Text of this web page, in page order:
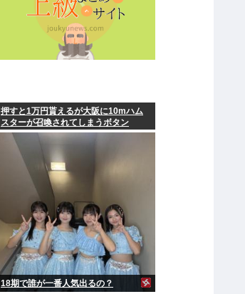
押すと1万円貰えるが大阪に10mハム
スターが召喚されてしまうボタン
18期で誰が一番人気出るの？